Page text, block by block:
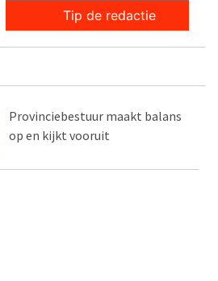
Tip de redactie
Provinciebestuur maakt balans
op en kijkt vooruit